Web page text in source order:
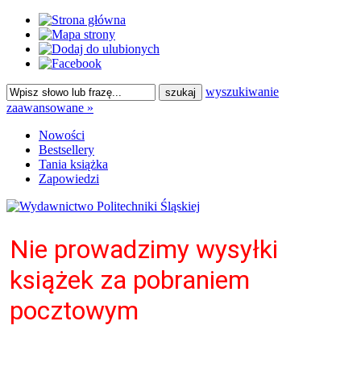
wyszukiwanie
zaawansowane »
Nowości
Bestsellery
Tania książka
Zapowiedzi
Nie prowadzimy wysyłki
książek za pobraniem
pocztowym